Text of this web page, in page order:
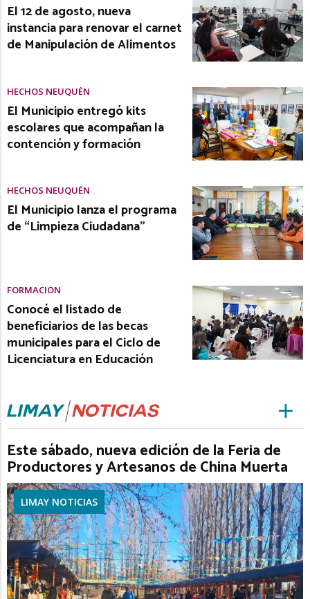
El 12 de agosto, nueva
instancia para renovar el carnet
de Manipulación de Alimentos
HECHOS NEUQUÉN
El Municipio entregó kits
escolares que acompañan la
contención y formación
HECHOS NEUQUÉN
El Municipio lanza el programa
de “Limpieza Ciudadana”
FORMACIÓN
Conocé el listado de
beneficiarios de las becas
municipales para el Ciclo de
Licenciatura en Educación
Este sábado, nueva edición de la Feria de
Productores y Artesanos de China Muerta
LIMAY NOTICIAS